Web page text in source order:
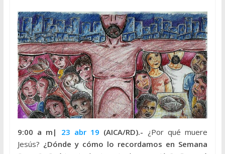
9:00 a m| 23 abr 19 (AICA/RD).- ¿Por qué muere
Jesús? ¿Dónde y cómo lo recordamos en Semana